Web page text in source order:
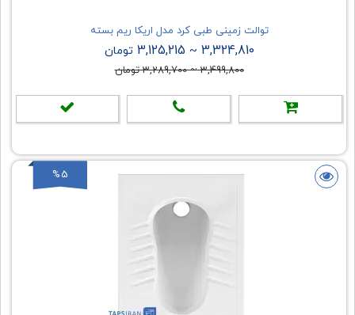
توالت زمینی طبی کرد مدل اریکا ریم بسته
3,324,810
~
3,125,215 تومان
3,499,800
~
3,289,700تومان
%5